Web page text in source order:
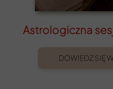
DOWIEDZ SIĘ
Astrologiczna